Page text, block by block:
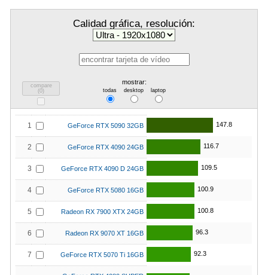
Calidad gráfica, resolución:
compare
(0)
mostrar:
todas desktop laptop
1 GeForce RTX 5090 32GB 147.8
2 GeForce RTX 4090 24GB 116.7
3 GeForce RTX 4090 D 24GB 109.5
4 GeForce RTX 5080 16GB 100.9
5 Radeon RX 7900 XTX 24GB 100.8
6 Radeon RX 9070 XT 16GB 96.3
7 GeForce RTX 5070 Ti 16GB 92.3